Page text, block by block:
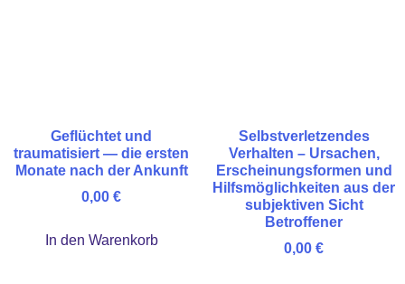
Geflüchtet und
traumatisiert — die ersten
Monate nach der Ankunft
0,00 €
In den Warenkorb
Selbstverletzendes
Verhalten – Ursachen,
Erscheinungsformen und
Hilfsmöglichkeiten aus der
subjektiven Sicht
Betroffener
0,00 €